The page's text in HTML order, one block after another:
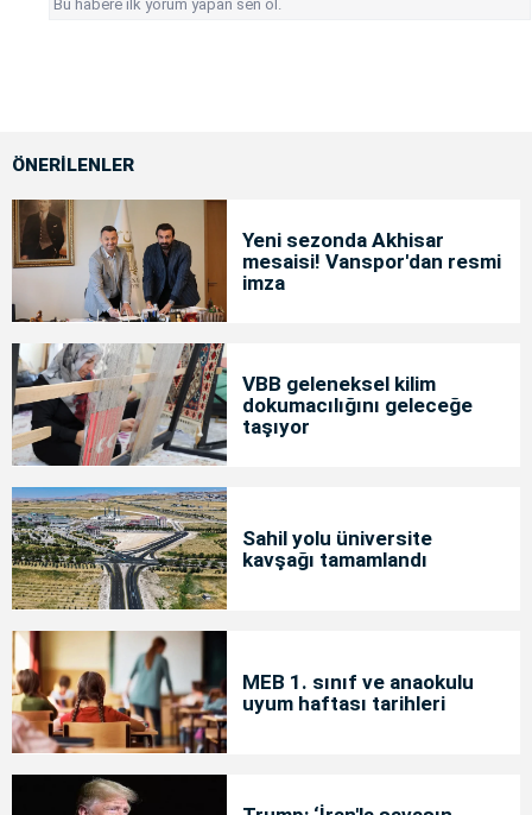
Bu habere ilk yorum yapan sen ol.
ÖNERİLENLER
Yeni sezonda Akhisar
mesaisi! Vanspor'dan resmi
imza
VBB geleneksel kilim
dokumacılığını geleceğe
taşıyor
Sahil yolu üniversite
kavşağı tamamlandı
MEB 1. sınıf ve anaokulu
uyum haftası tarihleri